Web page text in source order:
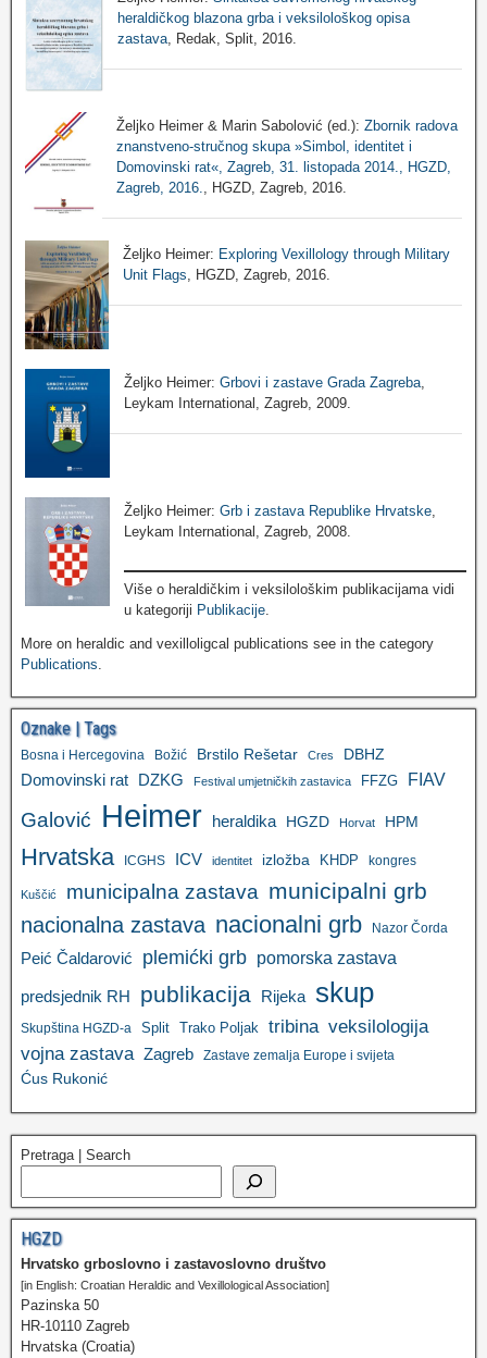
heraldičkog blazona grba i veksilološkog opisa
zastava, Redak, Split, 2016.
Željko Heimer & Marin Sabolović (ed.): Zbornik radova
znanstveno-stručnog skupa »Simbol, identitet i
Domovinski rat«, Zagreb, 31. listopada 2014., HGZD,
Zagreb, 2016.
, HGZD, Zagreb, 2016.
Željko Heimer: Exploring Vexillology through Military
Unit Flags , HGZD, Zagreb, 2016.
Željko Heimer: Grbovi i zastave Grada Zagreba
Leykam International, Zagreb, 2009.
Željko Heimer:Grb i zastava Republike Hrvatske
Leykam International, Zagreb, 2008.
Više o heraldičkim i veksilološkim publikacijama vidi
u kategoriji Publikacije.
More on heraldic and vexilloligcal publications see in the category
Publications.
Oznake | Tags
Bosna i Hercegovina Božić Brstilo Rešetar Cres DBHZ
Domovinski rat DZKG Festival umjetničkih zastavica FFZG FIAV
Galović Heimer heraldika HGZD Horvat HPM
Hrvatska ICGHS ICV identitet izložba KHDP kongres
Kuščić municipalna zastava municipalni grb
nacionalna zastava nacionalni grb Nazor Čorda
Peić Čaldarović plemićki grb pomorska zastava
predsjednik RH publikacija Rijeka skup
Skupština HGZD-a Split Trako Poljak tribina veksilologija
vojna zastava Zagreb Zastave zemalja Europe i svijeta
Ćus Rukonić
Pretraga | Search
HGZD
Hrvatsko grboslovno i zastavoslovno društvo
[in English: Croatian Heraldic and Vexillological Association]
Pazinska 50
HR-10110 Zagreb
Hrvatska (Croatia)